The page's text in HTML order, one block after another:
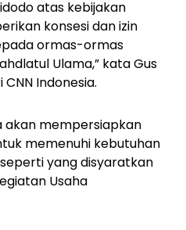
atas kebijakan
konsesi dan izin
ormas-ormas
Ulama,” kata Gus
Indonesia.
akan mempersiapkan
memenuhi kebutuhan
yang disyaratkan
Usaha